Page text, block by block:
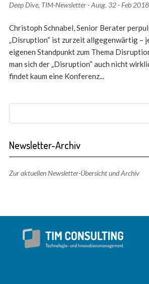
Deep Dive, TIM-Newsletter - Ausg. 32 - Feb 2018
Christoph Schnabel, Senior Berater
„Disruption“ ist zurzeit allgegenwärtig –
eigenen Standpunkt zum Thema
man sich der „Disruption“ auch nicht
findet kaum eine Konferenz...
Newsletter-Archiv
Zur aktuellen Newsletter-Übersicht und Archiv